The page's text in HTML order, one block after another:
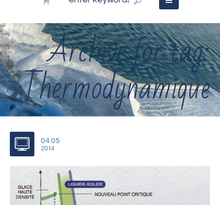
Archive for tag:
Thermodynamique
04.05
2014